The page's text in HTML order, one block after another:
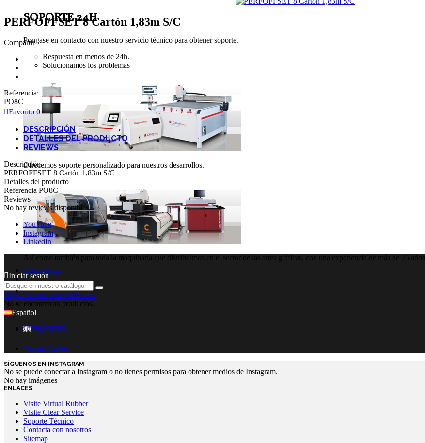
SOPORTE 24H
Pongase en contacto con nuestro servicio técnico para obtener soporte.
Respuesta en menos de 24h.
Solucionamos los problemas
Ofrecemos soporte personalizado para nuestros desarrollos.
Así como también para toda la maquinaria que distribuimos en el sector de las artes gráficas, con una experiencia de más de 25 años.
Iniciar sesión
Haga clic para más productos.
No se encontraron productos.
Español
English GB
PERFOFFSET 8 Cartón 1,83m S/C
Compartir
Referencia:
PO8C
Favorito 0
DESCRIPCIÓN
DETALLES DEL PRODUCTO
REVIEWS
Descripción
PERFOFFSET 8 Cartón 1,83m S/C
Detalles del producto
Referencia PO8C
Reviews
No hay reviews disponibles.
YouTube
Instagram
LinkedIn
Clear Group
Clear Service
Virtual Rubber
SÍGUENOS EN INSTAGRAM
No se puede conectar a Instagram o no tienes permisos para obtener medios de Instagram.
No hay imágenes
ENLACES
Visite Virtual Rubber
Visite Clear Service
Soporte Técnico
Contacta con nosotros
Sitemap